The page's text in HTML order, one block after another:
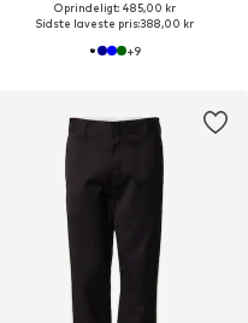
Oprindeligt: 485,00 kr
Sidste laveste pris:388,00 kr
+9